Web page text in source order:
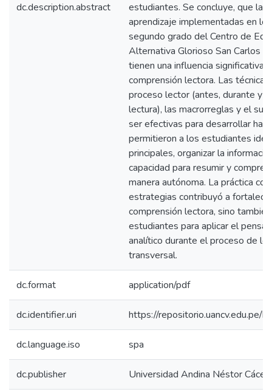
dc.description.abstract
estudiantes. Se concluye, que
aprendizaje implementadas en
segundo grado del Centro de
Alternativa Glorioso San Carlos
tienen una influencia significativa
comprensión lectora. Las
proceso lector (antes, durante y
lectura), las macrorreglas y el
ser efectivas para desarrollar
permitieron a los estudiantes
principales, organizar la
capacidad para resumir y
manera autónoma. La práctica
estrategias contribuyó a
comprensión lectora, sino
estudiantes para aplicar el
analítico durante el proceso de
transversal.
dc.format application/pdf
dc.identifier.uri https://repositorio.uancv.edu.pe/
dc.language.iso spa
dc.publisher Universidad Andina Néstor